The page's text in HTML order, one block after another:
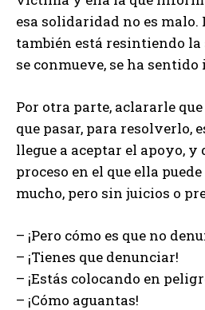
esa solidaridad no es
también está resintiendo la
se conmueve, se ha
Por otra parte, aclararle
que pasar, para resolverlo,
llegue a aceptar el apoyo, y
proceso en el que ella
mucho, pero sin juicios o
– ¡Pero cómo es que no
– ¡Tienes que denunciar!
– ¡Estás colocando en
– ¡Cómo aguantas!